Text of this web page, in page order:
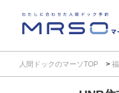
人間ドックのマーソTOP